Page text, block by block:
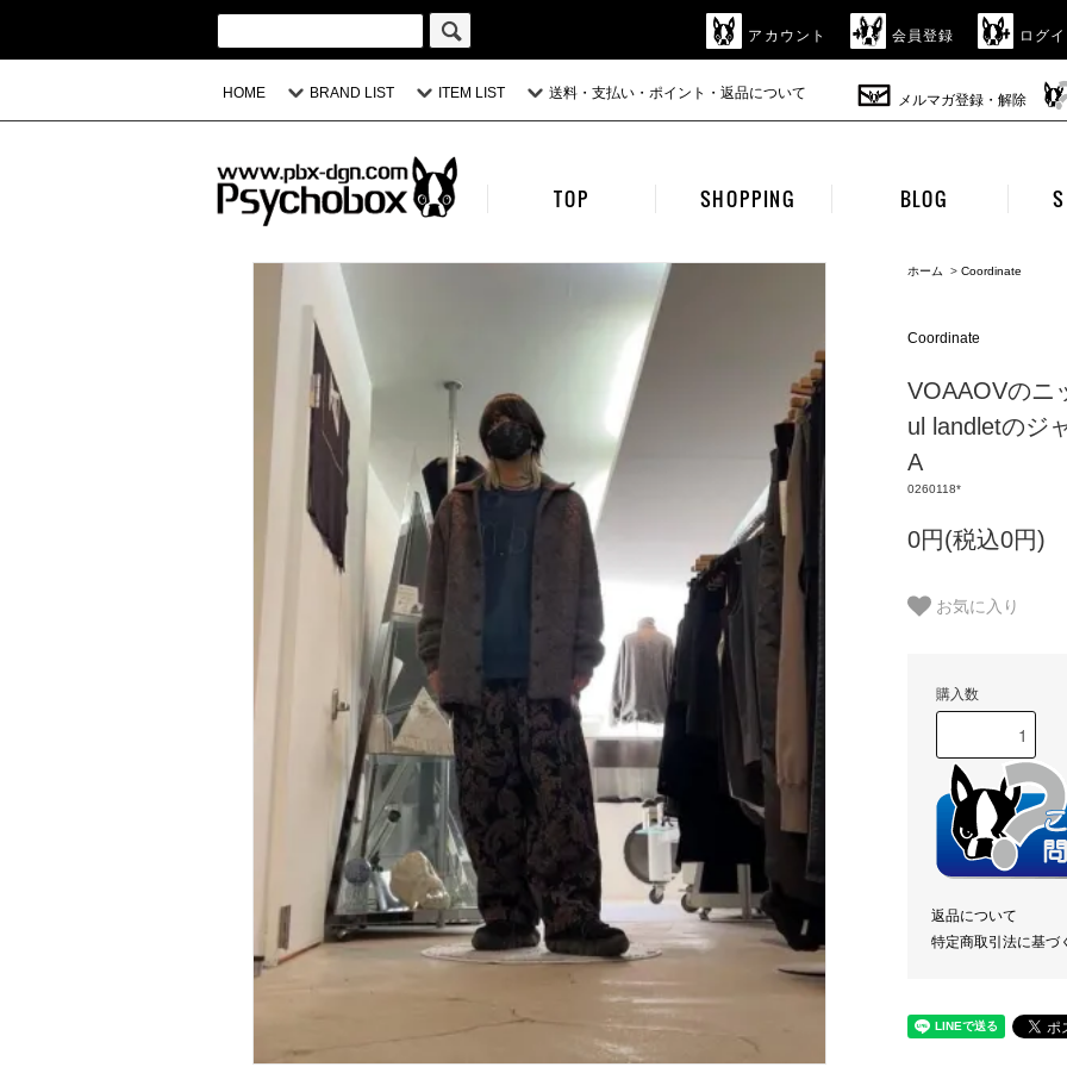
アカウント 会員登録 ログ
HOME BRAND LIST ITEM LIST 送料・支払い・ポイント・返品について メルマガ登録・解除
TOP SHOPPING BLOG
ホーム > Coordinate
Coordinate
VOAAOVのニ
ul landletのジ
A
0260118*
0円(税込0円)
お気に入り
購入数
返品について
特定商取引法に基づ